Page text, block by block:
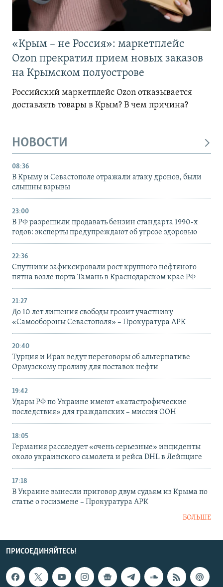
«Крым – не Россия»: маркетплейс
Ozon прекратил прием новых заказов
на Крымском полуострове
Российский маркетплейс Ozon отказывается
доставлять товары в Крым? В чем причина?
НОВОСТИ
08:36
В Крыму и Севастополе отражали атаку дронов, были
слышны взрывы
23:00
В РФ разрешили продавать бензин стандарта 1990-х
годов: эксперты предупреждают об угрозе здоровью
22:36
Спутники зафиксировали рост крупного нефтяного
пятна возле порта Тамань в Краснодарском крае РФ
21:27
До 10 лет лишения свободы грозит участнику
«Самообороны Севастополя» – Прокуратура АРК
20:40
Турция и Ирак ведут переговоры об альтернативе
Ормузскому проливу для поставок нефти
19:42
Удары РФ по Украине имеют «катастрофические
последствия» для гражданских – миссия ООН
18:05
Германия расследует «очень серьезные» инциденты
около украинского самолета и рейса DHL в Лейпциге
17:18
В Украине вынесли приговор двум судьям из Крыма по
статье о госизмене – Прокуратура АРК
БОЛЬШЕ
ПРИСОЕДИНЯЙТЕСЬ!